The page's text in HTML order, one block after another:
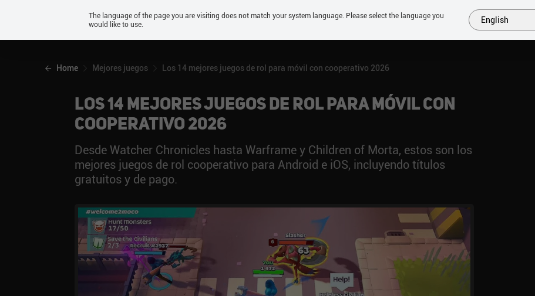
Android
PRÓXIMOS SIMILARES COLECCIONES TOP
Home Mejores juegos Los 14 mejores juegos de rol para móvil con cooperativo 2026
Los 14 mejores juegos de rol para móvil con
cooperativo 2026
Desde Watcher Chronicles hasta Warframe y Children of Morta, estos son los
mejores juegos de rol cooperativo para Android e iOS, incluyendo títulos
gratuitos y de pago.
The language of the page you are visiting does not match your system language. Please select the language you
would like to use.
English